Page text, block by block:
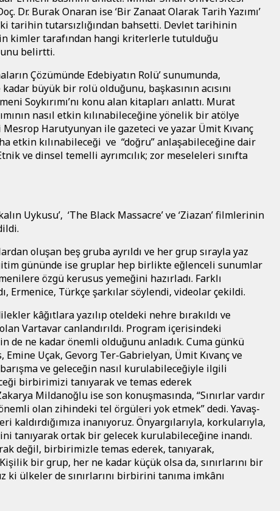
Dr. Burak Onaran ise ‘Bir Zanaat Olarak Tarih Yazımı’
tarihin tutarsızlığından bahsetti. Devlet tarihinin
kimler tarafından hangi kriterlerle tutulduğu
belirtti.
Çözümünde Edebiyatın Rolü’sunumunda,
büyük bir rolü olduğunu, başkasının acısını
Soykırımı’nı konu alan kitapları anlattı. Murat
nasıl etkin kılınabileceğine yönelik bir atölye
Harutyunyan ile gazeteci ve yazar Ümit Kıvanç
etkin kılınabileceği ve “doğru” anlaşabileceğine dair
ve dinsel temelli ayrımcılık; zor meseleleri sınıfta
Uykusu’, ‘The Black Massacre’ ve ‘Ziazan’ filmlerinin
oluşan beş gruba ayrıldı ve her grup sırayla yaz
gününde ise gruplar hep birlikte eğlenceli sunumlar
özgü kerusus yemeğini hazırladı. Farklı
Ermenice, Türkçe şarkılar söylendi, videolar çekildi.
kâğıtlara yazılıp oteldeki nehre bırakıldı ve
Vartavar canlandırıldı. Program içerisindeki
de ne kadar önemli olduğunu anladık. Cuma günkü
Emine Uçak, Gevorg Ter-Gabrielyan, Ümit Kıvanç ve
ve geleceğin nasıl kurulabileceğiyle ilgili
birbirimizi tanıyarak ve temas ederek
Mildanoğlu ise son konuşmasında, “Sınırlar vardır
olan zihindeki tel örgüleri yok etmek” dedi. Yavaş-
inanıyoruz. Önyargılarıyla, korkularıyla,
tanıyarak ortak bir gelecek kurulabileceğine inandı.
değil, birbirimizle temas ederek, tanıyarak,
bir grup, her ne kadar küçük olsa da, sınırlarını bir
ki ülkeler de sınırlarını birbirini tanıma imkânı